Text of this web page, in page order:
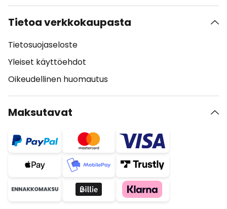
Tietoa verkkokaupasta
Tietosuojaseloste
Yleiset käyttöehdot
Oikeudellinen huomautus
Maksutavat